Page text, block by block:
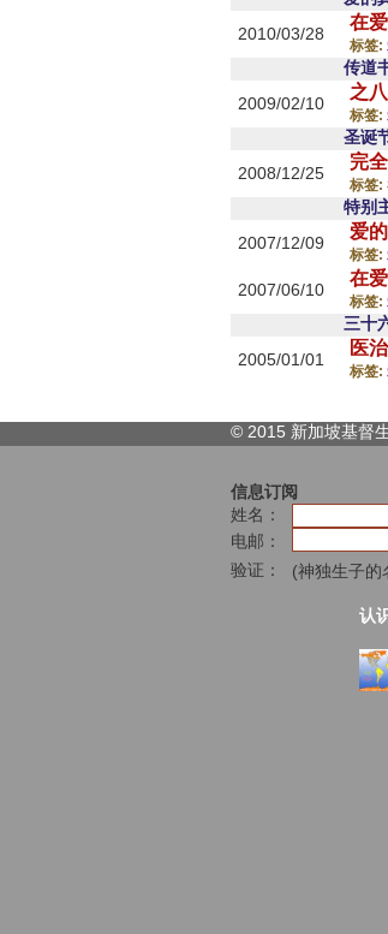
2010/03/28
在
标签:
传道
2009/02/10
之
标签:
圣诞
2008/12/25
完
标签:
特别
2007/12/09
爱
标签:
2007/06/10
在
标签:
三十
2005/01/01
医
标签:
© 2015 新加坡基督
信息订阅
姓名：
电邮：
验证：
(神独生子的
认